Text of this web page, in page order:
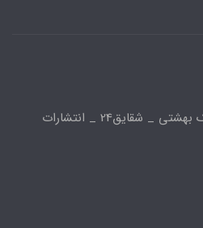
اتوبان بابایی _ شهرک بهشتی _ شقایق24 _ انتشارات